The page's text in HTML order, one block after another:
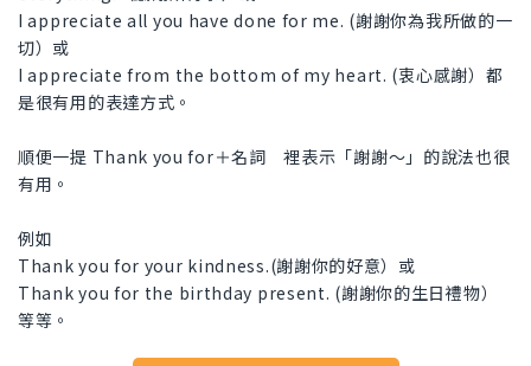
I appreciate all you have done for me. (謝謝你為我所做的一
切）或
I appreciate from the bottom of my heart. (衷心感謝）都
是很有用的表達方式。
順便一提 Thank you for＋名詞 裡表示「謝謝〜」的說法也很
有用。
例如
Thank you for your kindness.(謝謝你的好意）或
Thank you for the birthday present. (謝謝你的生日禮物）
等等。